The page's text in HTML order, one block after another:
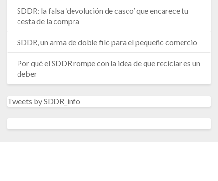
SDDR: la falsa ‘devolución de casco’ que encarece tu
cesta de la compra
SDDR, un arma de doble filo para el pequeño comercio
Por qué el SDDR rompe con la idea de que reciclar es un
deber
Tweets by SDDR_info